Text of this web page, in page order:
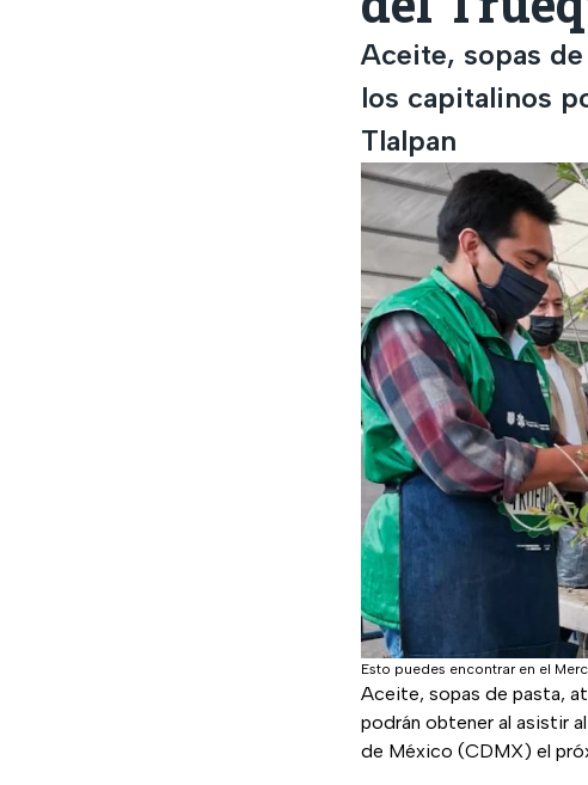
Aceite, sopas
los capitalinos
Tlalpan
Esto puedes encontrar en el
Aceite, sopas de pasta,
podrán obtener al asistir al
de México (CDMX) el